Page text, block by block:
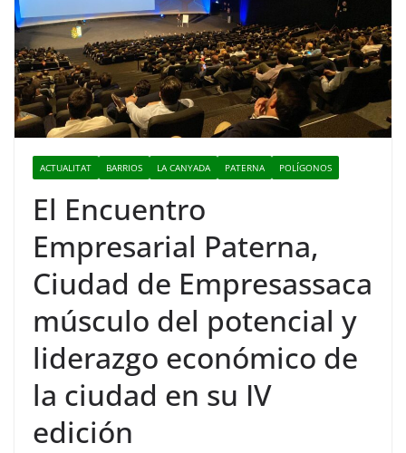
ACTUALITAT BARRIOS LA CANYADA PATERNA POLÍGONOS
El Encuentro
Empresarial Paterna,
Ciudad de Empresassaca
músculo del potencial y
liderazgo económico de
la ciudad en su IV
edición